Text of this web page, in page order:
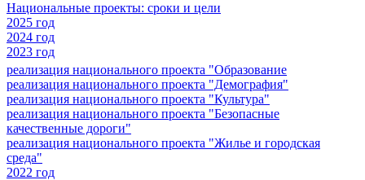
Национальные проекты: сроки и цели
2025 год
2024 год
2023 год
реализация национального проекта "Образование
реализация национального проекта "Демография"
реализация национального проекта "Культура"
реализация национального проекта "Безопасные
качественные дороги"
реализация национального проекта "Жилье и городская
среда"
2022 год